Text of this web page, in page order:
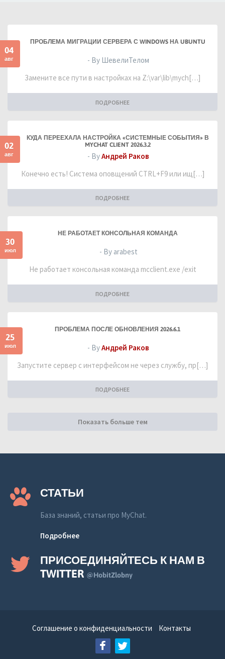
04
авг
ПРОБЛЕМА МИГРАЦИИ СЕРВЕРА С WINDOWS НА UBUNTU
- By ШевелиТелом
Замените все пути в настройках на Z:\var\lib\mych[…]
ПОДРОБНЕЕ
02
авг
КУДА ПЕРЕЕХАЛА НАСТРОЙКА «СИСТЕМНЫЕ СОБЫТИЯ» В
MYCHAT CLIENT 2026.3.2
- ByАндрей Раков
Конечно есть! Система оповщений CTRL+F9 или ищ[…]
ПОДРОБНЕЕ
30
июл
НЕ РАБОТАЕТ КОНСОЛЬНАЯ КОМАНДА
- By arabest
Не работает консольная команда mcclient.exe /exit
ПОДРОБНЕЕ
25
июл
ПРОБЛЕМА ПОСЛЕ ОБНОВЛЕНИЯ 2026.6.1
- ByАндрей Раков
Запустите сервер с интерфейсом не через службу, пр[…]
ПОДРОБНЕЕ
Показать больше тем
СТАТЬИ
База знаний, статьи про MyChat.
Подробнее
ПРИСОЕДИНЯЙТЕСЬ К НАМ В
TWITTER @HobitZlobny
Соглашение о конфиденциальности Контакты